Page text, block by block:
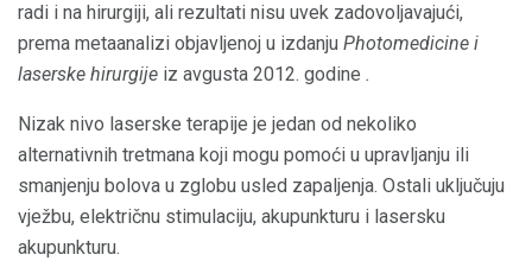
radi i na hirurgiji, ali rezultati nisu uvek zadovoljavajući,
prema metaanalizi objavljenoj u izdanju Photomedicine i
laserske hirurgije iz avgusta 2012. godine .
Nizak nivo laserske terapije je jedan od nekoliko
alternativnih tretmana koji mogu pomoći u upravljanju ili
smanjenju bolova u zglobu usled zapaljenja. Ostali uključuju
vježbu, električnu stimulaciju, akupunkturu i lasersku
akupunkturu.